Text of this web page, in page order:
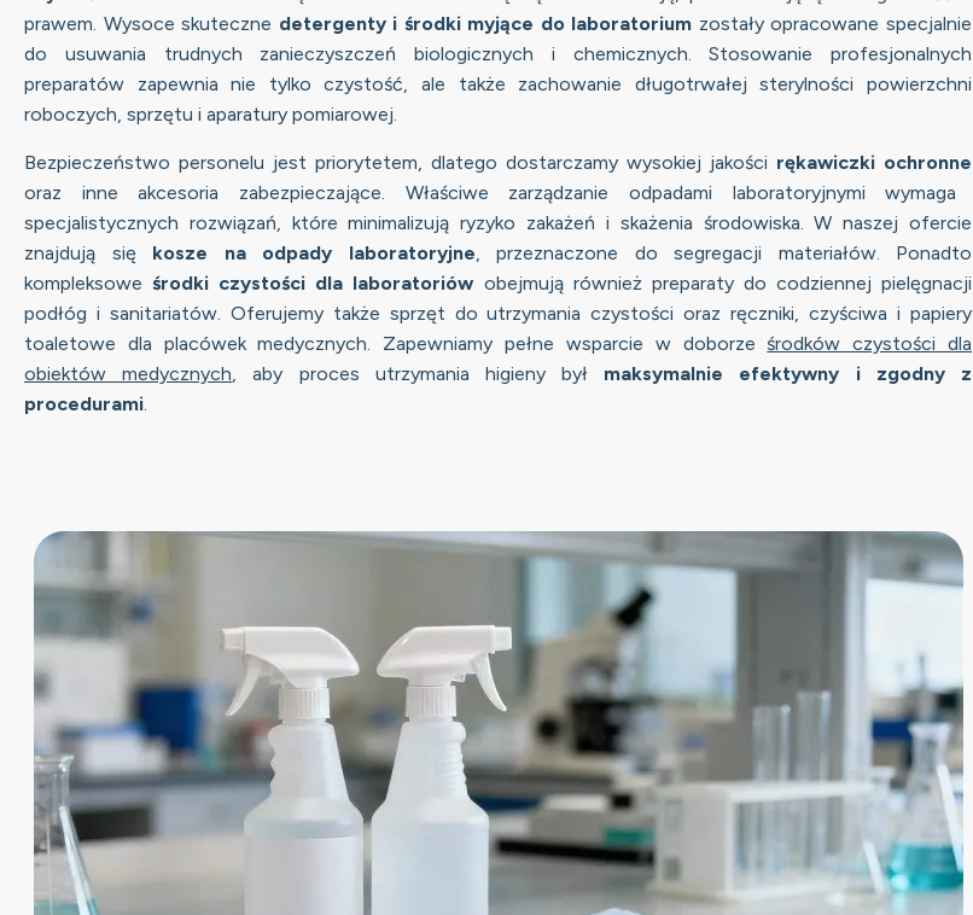
prawem. Wysoce skuteczne detergenty i środki myjące do laboratorium zostały opracowane specjalnie
do usuwania trudnych zanieczyszczeń biologicznych i chemicznych. Stosowanie profesjonalnych
preparatów zapewnia nie tylko czystość, ale także zachowanie długotrwałej sterylności powierzchni
roboczych, sprzętu i aparatury pomiarowej.
Bezpieczeństwo personelu jest priorytetem, dlatego dostarczamy wysokiej jakości rękawiczki ochronne
oraz inne akcesoria zabezpieczające. Właściwe zarządzanie odpadami laboratoryjnymi wymaga
specjalistycznych rozwiązań, które minimalizują ryzyko zakażeń i skażenia środowiska. W naszej ofercie
znajdują się kosze na odpady laboratoryjne, przeznaczone do segregacji materiałów. Ponadto
kompleksowe środki czystości dla laboratoriów obejmują również preparaty do codziennej pielęgnacji
podłóg i sanitariatów. Oferujemy także sprzęt do utrzymania czystości oraz ręczniki, czyściwa i papiery
toaletowe dla placówek medycznych. Zapewniamy pełne wsparcie w doborześrodków czystości dla
obiektów medycznych, aby proces utrzymania higieny był maksymalnie efektywny i zgodny z
procedurami.